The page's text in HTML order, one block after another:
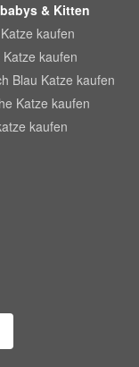
& Kitten
kaufen
Katze kaufen
Blau Katze kaufen
Katze kaufen
kaufen